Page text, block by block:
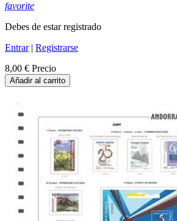
favorite
Debes de estar registrado
Entrar| Registrarse
8,00 € Precio
Añadir al carrito